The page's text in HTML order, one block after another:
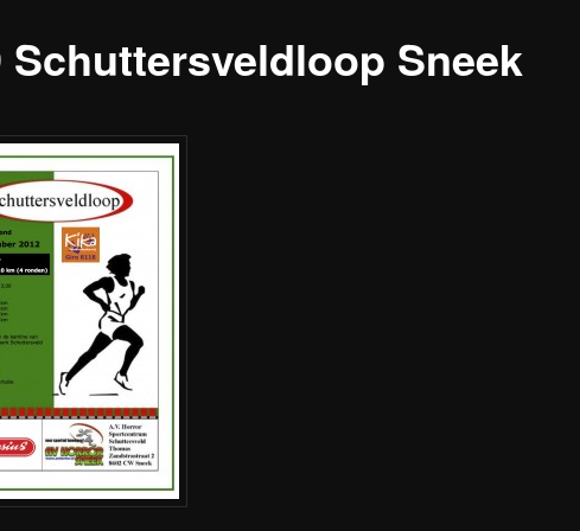
Schuttersveldloop Sneek